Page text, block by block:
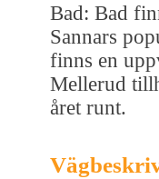
Bad: Bad
Sannars
finns en
Mellerud
året runt.